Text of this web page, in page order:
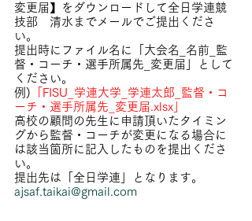
変更届】をダウンロードして全日学連競
技部　清水までメールでご提出くださ
い。
提出時にファイル名に「大会名_名前_監
督・コーチ・選手所属先_変更届」として
ください。
例) 「FISU_学連大学_学連太郎_監督・コ
ーチ・選手所属先_変更届.xlsx」
高校の顧問の先生に申請頂いたタイミン
グから監督・コーチが変更になる場合に
は該当箇所に記入したものを提出くださ
い。
提出先は「全日学連」となります。
ajsaf.taikai@gmail.com